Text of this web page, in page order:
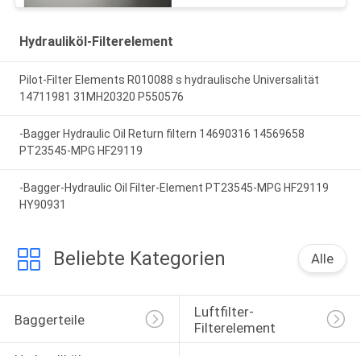
Hydrauliköl-Filterelement
Pilot-Filter Elements R010088 s hydraulische Universalität
14711981 31MH20320 P550576
-Bagger Hydraulic Oil Return filtern 14690316 14569658
PT23545-MPG HF29119
-Bagger-Hydraulic Oil Filter-Element PT23545-MPG HF29119
HY90931
Beliebte Kategorien Alle
Baggerteile
Luftfilter-
Filterelement